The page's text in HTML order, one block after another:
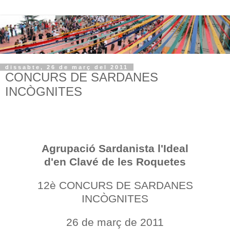
dissabte, 26 de març del 2011
CONCURS DE SARDANES
INCÒGNITES
Agrupació Sardanista l'Ideal
d'en Clavé de les Roquetes
12è CONCURS DE SARDANES
INCÒGNITES
26 de març de 2011